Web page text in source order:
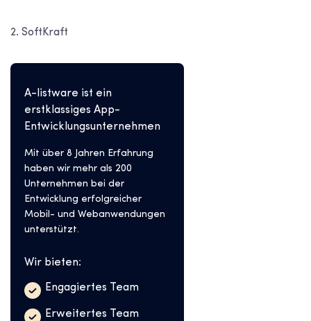
2. SoftKraft
A-listware ist ein
erstklassiges App-
Entwicklungsunternehmen
Mit über 8 Jahren Erfahrung
haben wir mehr als 200
Unternehmen bei der
Entwicklung erfolgreicher
Mobil- und Webanwendungen
unterstützt.
Wir bieten:
Engagiertes Team
Erweitertes Team